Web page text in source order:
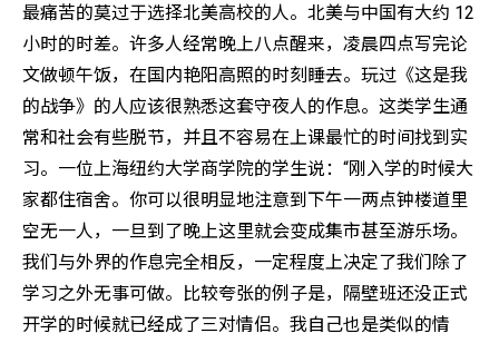
最痛苦的莫过于选择北美高校的人。北美与中国有大约 12
小时的时差。许多人经常晚上八点醒来，凌晨四点写完论
文做顿午饭，在国内艳阳高照的时刻睡去。玩过《这是我
的战争》的人应该很熟悉这套守夜人的作息。这类学生通
常和社会有些脱节，并且不容易在上课最忙的时间找到实
习。一位上海纽约大学商学院的学生说：“刚入学的时候大
家都住宿舍。你可以很明显地注意到下午一两点钟楼道里
空无一人，一旦到了晚上这里就会变成集市甚至游乐场。
我们与外界的作息完全相反，一定程度上决定了我们除了
学习之外无事可做。比较夸张的例子是，隔壁班还没正式
开学的时候就已经成了三对情侣。我自己也是类似的情